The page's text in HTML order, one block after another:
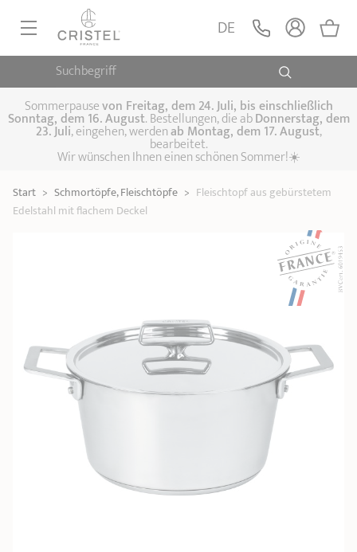
Suchbegriff
DE
PRODUKTBERATER
REZEPTE UND TIPPS
ÜBER UNS
KOLLEKTIONEN
PFANNEN, SAUTEUSEN
Pfannen Sauteusen Crêpepfannen
KOCHTÖPFE, SCHMORTÖPFE
Kochtöpfe Schmortöpfe,
Fleischtöpfe Suppentöpfe
DAMFPAUFSÄTZE
Dämpfaufsätze Schnellkochtöpfe
KÜCHENHELFER
SPEZIELLE KÜCHENUTENSILIEN
Plancha-
Grillplatten
Ofenform - Bräter Wasserbadeinsätze Marmelade
Espressokocher
Deckel Stiel- und
Seitengriffe Praktische Küche
Unsere Auswahl
Sommerpausevon Freitag, dem 24. Juli, bis einschließlich
Sonntag, dem 16. August. Bestellungen, die abDonnerstag, dem
23. Juli, eingehen, werdenab Montag, dem 17. August,
bearbeitet.
Wir wünschen Ihnen einen schönen Sommer!☀️
Start > Schmortöpfe, Fleischtöpfe > Fleischtopf aus gebürstetem
Edelstahl mit flachem Deckel
gebürstetem
Edelstahl mit flachem
Deckel Edelstahl 131,00 € LEGEN